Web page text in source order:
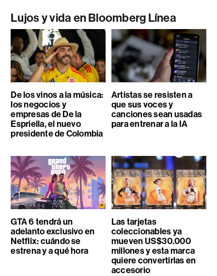
Lujos y vida en Bloomberg Línea
De los vinos a la música:
los negocios y
empresas de De la
Espriella, el nuevo
presidente de Colombia
Artistas se resisten a
que sus voces y
canciones sean usadas
para entrenar a la IA
GTA 6 tendrá un
adelanto exclusivo en
Netflix: cuándo se
estrena y a qué hora
Las tarjetas
coleccionables ya
mueven US$30.000
millones y esta marca
quiere convertirlas en
accesorio